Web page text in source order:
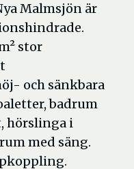
Malmsjön är
stor
och sänkbara
badrum
hörslinga i
med säng.